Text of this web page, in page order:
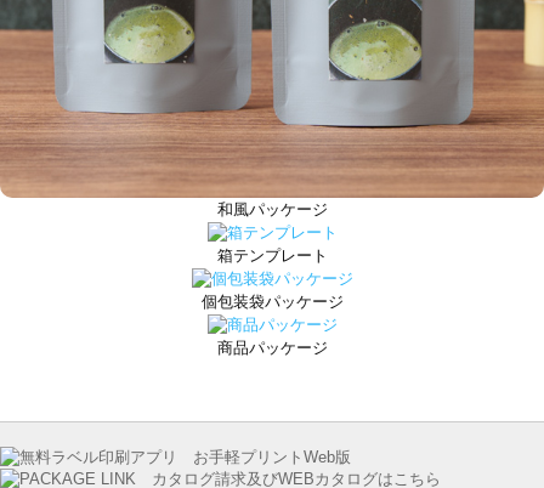
和風パッケージ
箱テンプレート
個包装袋パッケージ
商品パッケージ